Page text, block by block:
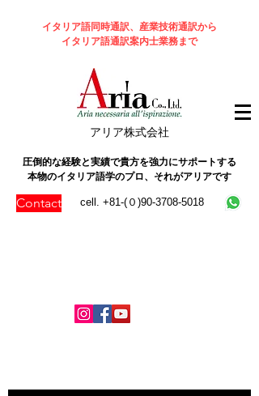
イタリア語同時通訳、産業技術通訳から
イタリア語通訳案内士業務まで
​アリア株式会社
圧倒的な経験と実績で貴方を強力にサポートする
本物のイタリア語学のプロ、それがアリアです
Contact cell. +81-(０)90-3708-5018